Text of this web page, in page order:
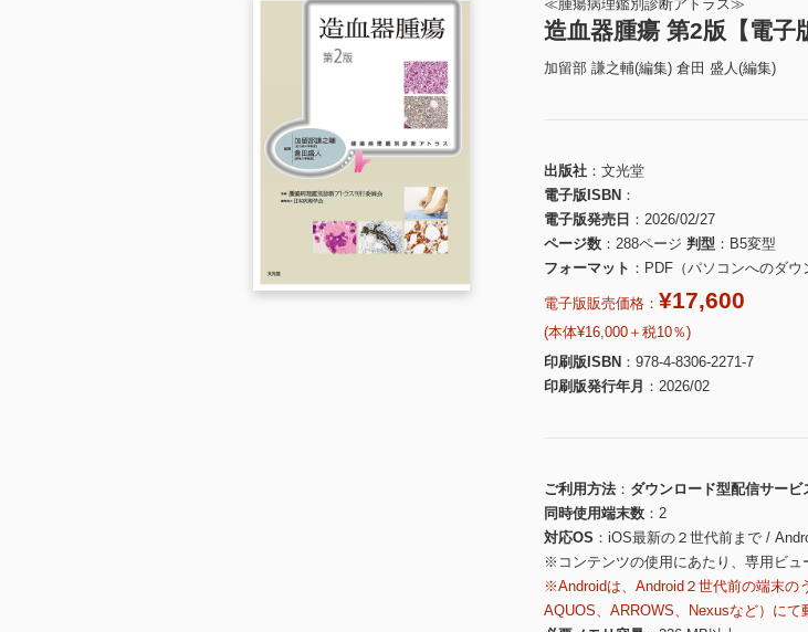
≪腫瘍病理鑑別診断アトラス≫
造血器腫瘍 第2版【電子
加留部 謙之輔(編集) 倉田 盛人(編集)
出版社
文光堂
電子版ISBN
電子版発売日
2026/02/27
ページ数
288ページ 判型
B5変型
フォーマット
PDF（パソコンへのダウ
電子版販売価格： ¥17,600
(本体¥16,000＋税10％)
印刷版ISBN
978-4-8306-2271-7
印刷版発行年月
2026/02
ご利用方法
ダウンロード型配信サービ
同時使用端末数
2
対応OS
iOS最新の２世代前まで /
※コンテンツの使用にあたり、専用ビュ
※Androidは、Android２世代前の端末の
AQUOS、ARROWS、Nexusなど）にて